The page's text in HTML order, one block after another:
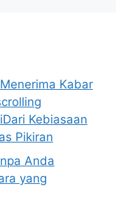
Kabar
Kebiasaan
Pikiran
Anda
yang